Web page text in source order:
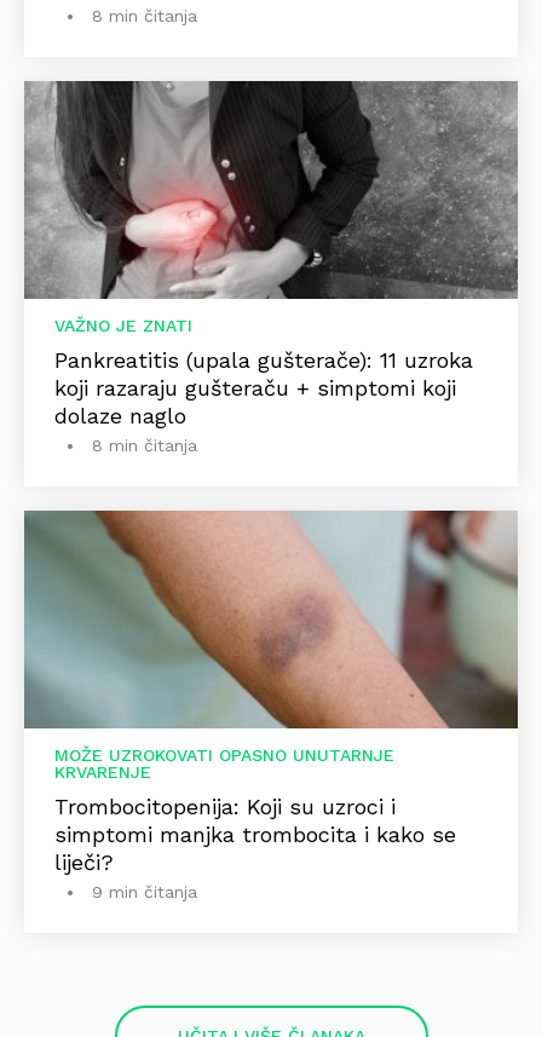
8 min čitanja
VAŽNO JE ZNATI
Pankreatitis (upala gušterače): 11 uzroka
koji razaraju gušteraču + simptomi koji
dolaze naglo
8 min čitanja
MOŽE UZROKOVATI OPASNO UNUTARNJE
KRVARENJE
Trombocitopenija: Koji su uzroci i
simptomi manjka trombocita i kako se
liječi?
9 min čitanja